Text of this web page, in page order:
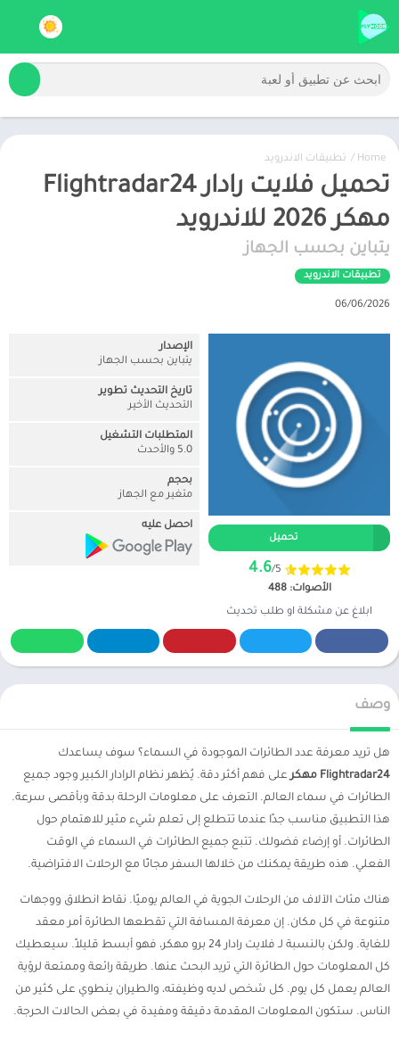
Home
/ تطبيقات الاندرويد
تحميل فلايت رادار Flightradar24
مهكر 2026 للاندرويد
يتباين بحسب الجهاز
تطبيقات الاندرويد
06/06/2026
تحميل
4.6/5
الأصوات: 488
ابلاغ عن مشكلة او طلب تحديث
الإصدار
يتباين بحسب الجهاز
تاريخ التحديث تطوير
التحديث الأخير
المتطلبات التشغيل
5.0 والأحدث
بحجم
متغير مع الجهاز
احصل عليه
وصف
هل تريد معرفة عدد الطائرات الموجودة في السماء؟ سوف يساعدك
Flightradar24 مهكر
على فهم أكثر دقة. يُظهر نظام الرادار الكبير وجود جميع
الطائرات في سماء العالم. التعرف على معلومات الرحلة بدقة وبأقصى سرعة.
هذا التطبيق مناسب جدًا عندما تتطلع إلى تعلم شيء مثير للاهتمام حول
الطائرات. أو إرضاء فضولك. تتبع جميع الطائرات في السماء في الوقت
الفعلي. هذه طريقة يمكنك من خلالها السفر مجانًا مع الرحلات الافتراضية.
هناك مئات الآلاف من الرحلات الجوية في العالم يوميًا. نقاط انطلاق ووجهات
متنوعة في كل مكان. إن معرفة المسافة التي تقطعها الطائرة أمر معقد
للغاية. ولكن بالنسبة لـ فلايت رادار 24 برو مهكر، فهو أبسط قليلاً. سيعطيك
كل المعلومات حول الطائرة التي تريد البحث عنها. طريقة رائعة وممتعة لرؤية
العالم يعمل كل يوم. كل شخص لديه وظيفته، والطيران ينطوي على كثير من
الناس. ستكون المعلومات المقدمة دقيقة ومفيدة في بعض الحالات الحرجة.